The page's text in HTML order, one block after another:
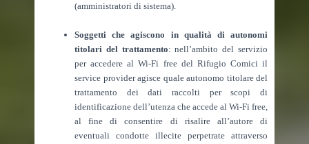
(amministratori di sistema).
Soggetti che agiscono in qualità di autonomi
titolari del trattamento: nell’ambito del servizio
per accedere al Wi-Fi free del Rifugio Comici il
service provider agisce quale autonomo titolare del
trattamento dei dati raccolti per scopi di
identificazione dell’utenza che accede al Wi-Fi free,
al fine di consentire di risalire all’autore di
eventuali condotte illecite perpetrate attraverso